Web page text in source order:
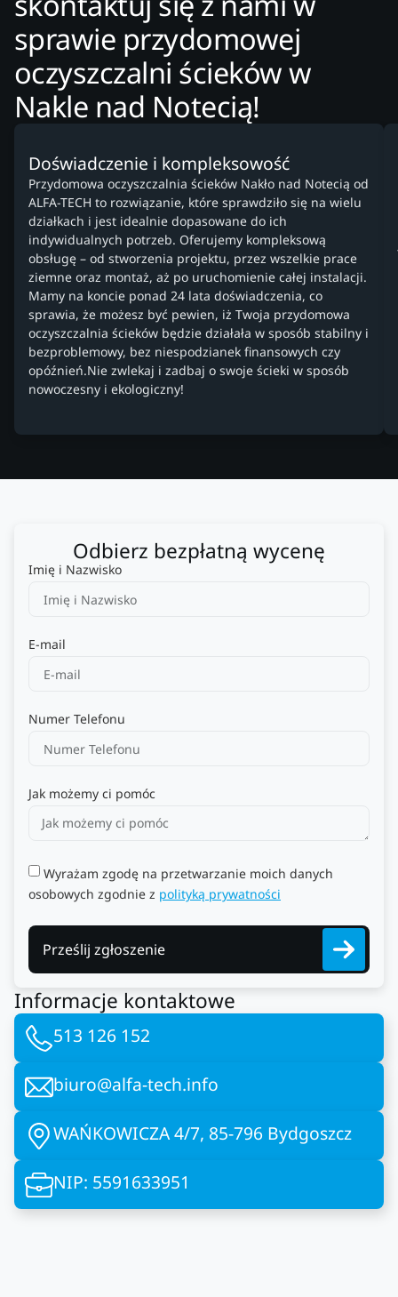
sprawie przydomowej
oczyszczalni ścieków w
Nakle nad Notecią!
Doświadczenie i kompleksowość
Przydomowa oczyszczalnia ścieków Nakło nad Notecią od
ALFA-TECH to rozwiązanie, które sprawdziło się na wielu
działkach i jest idealnie dopasowane do ich
indywidualnych potrzeb. Oferujemy kompleksową
obsługę – od stworzenia projektu, przez wszelkie prace
ziemne oraz montaż, aż po uruchomienie całej instalacji.
Mamy na koncie ponad 24 lata doświadczenia, co
sprawia, że możesz być pewien, iż Twoja przydomowa
oczyszczalnia ścieków będzie działała w sposób stabilny i
bezproblemowy, bez niespodzianek finansowych czy
opóźnień.Nie zwlekaj i zadbaj o swoje ścieki w sposób
nowoczesny i ekologiczny!
Odbierz bezpłatną wycenę
Imię i Nazwisko
E-mail
Numer Telefonu
Jak możemy ci pomóc
Wyrażam zgodę na przetwarzanie moich danych
osobowych zgodnie z polityką prywatności
Prześlij zgłoszenie
Informacje kontaktowe
513 126 152
biuro@alfa-tech.info
WAŃKOWICZA 4/7, 85-796 Bydgoszcz
NIP: 5591633951